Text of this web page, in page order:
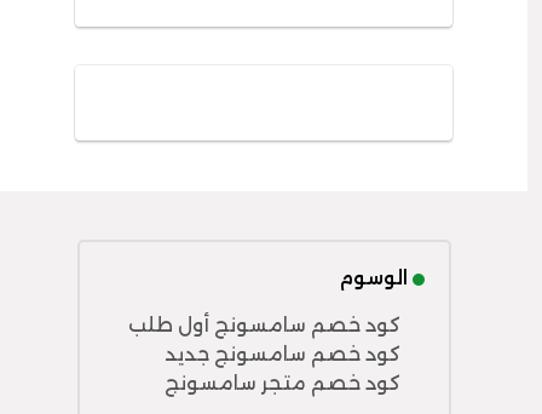
الوسوم
كود خصم سامسونج أول طلب
كود خصم سامسونج جديد
كود خصم متجر سامسونج